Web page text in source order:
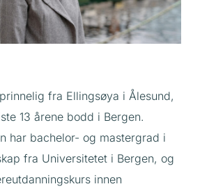
fra Ellingsøya i Ålesund,
13 årene bodd i Bergen.
har bachelor- og mastergrad i
fra Universitetet i Bergen, og
innen